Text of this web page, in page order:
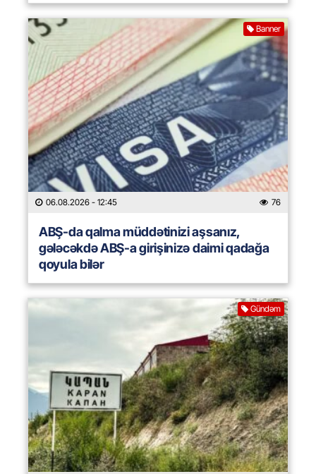
Banner
06.08.2026 - 12:45 76
ABŞ-da qalma müddətinizi aşsanız,
gələcəkdə ABŞ-a girişinizə daimi qadağa
qoyula bilər
Gündəm